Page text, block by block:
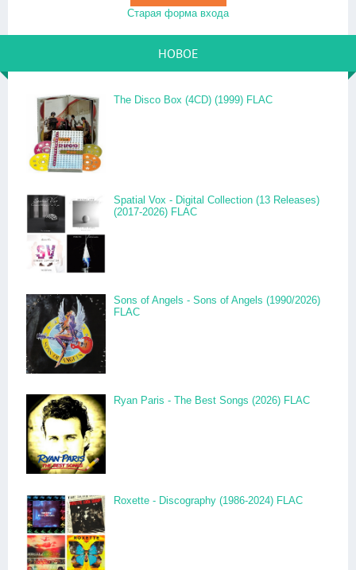
Старая форма входа
НОВОЕ
The Disco Box (4CD) (1999) FLAC
Spatial Vox - Digital Collection (13 Releases)
(2017-2026) FLAC
Sons of Angels - Sons of Angels (1990/2026)
FLAC
Ryan Paris - The Best Songs (2026) FLAC
Roxette - Discography (1986-2024) FLAC